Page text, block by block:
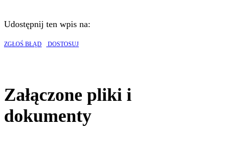
Udostępnij ten wpis na:
ZGŁOŚ BŁĄD DOSTOSUJ
Załączone pliki i
dokumenty